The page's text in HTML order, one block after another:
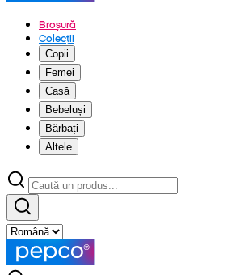
Broșură
Colecții
Copii
Femei
Casă
Bebeluși
Bărbați
Altele